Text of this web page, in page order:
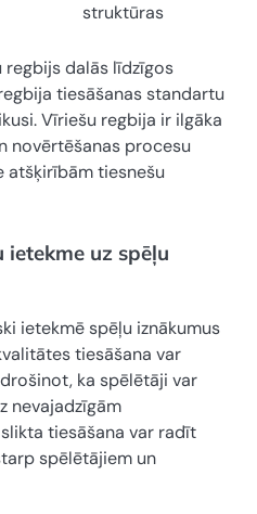
struktūras
regbijs dalās līdzīgos
tiesāšanas standartu
Vīriešu regbija ir ilgāka
novērtēšanas procesu
atšķirībām tiesnešu
uz spēļu
ietekmē spēļu iznākumus
tiesāšana var
ka spēlētāji var
nevajadzīgām
tiesāšana var radīt
spēlētājiem un